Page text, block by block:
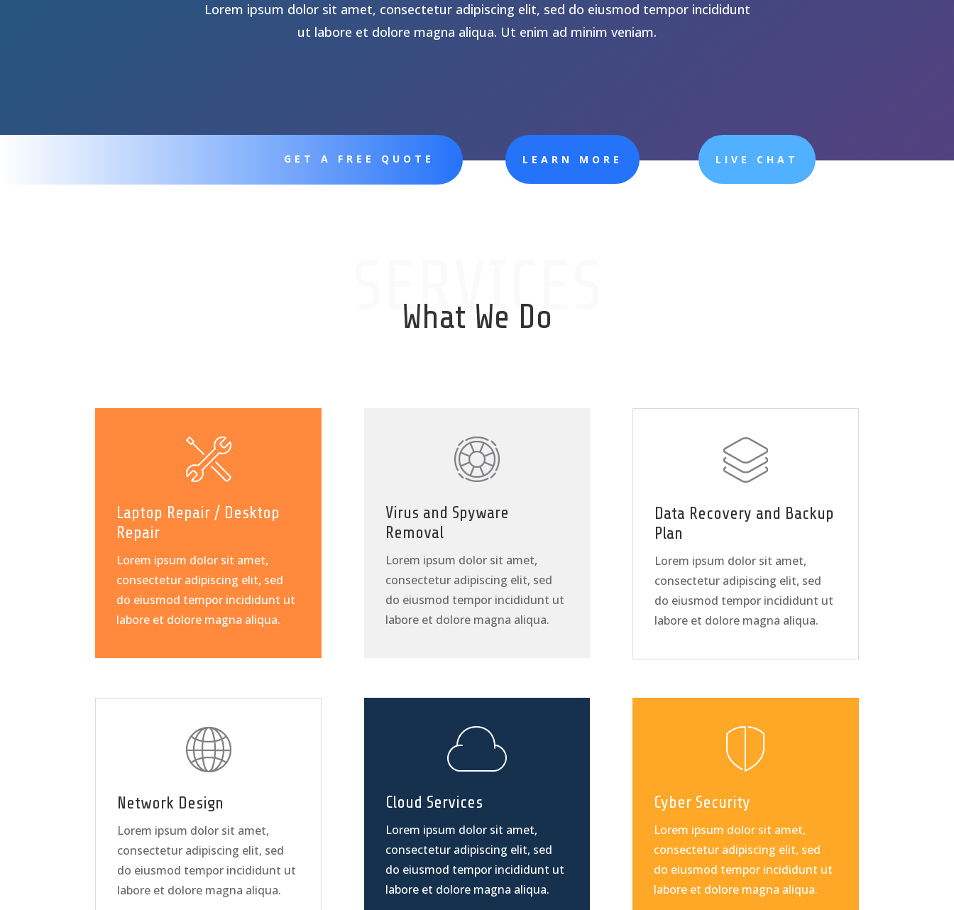
Lorem ipsum dolor sit amet, consectetur adipiscing elit, sed do eiusmod tempor incididunt
ut labore et dolore magna aliqua. Ut enim ad minim veniam.
GET A FREE QUOTE LEARN MORE LIVE CHAT
SERVICES
What We Do
Laptop Repair / Desktop
Repair
Lorem ipsum dolor sit amet,
consectetur adipiscing elit, sed
do eiusmod tempor incididunt ut
labore et dolore magna aliqua.
Virus and Spyware
Removal
Lorem ipsum dolor sit amet,
consectetur adipiscing elit, sed
do eiusmod tempor incididunt ut
labore et dolore magna aliqua.
Data Recovery and Backup
Plan
Lorem ipsum dolor sit amet,
consectetur adipiscing elit, sed
do eiusmod tempor incididunt ut
labore et dolore magna aliqua.
Network Design
Lorem ipsum dolor sit amet,
consectetur adipiscing elit, sed
do eiusmod tempor incididunt ut
labore et dolore magna aliqua.
Cloud Services
Lorem ipsum dolor sit amet,
consectetur adipiscing elit, sed
do eiusmod tempor incididunt ut
labore et dolore magna aliqua.
Cyber Security
Lorem ipsum dolor sit amet,
consectetur adipiscing elit, sed
do eiusmod tempor incididunt ut
labore et dolore magna aliqua.